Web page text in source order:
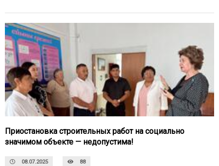
Приостановка строительных работ на социально
значимом объекте — недопустима!
08.07.2025 88